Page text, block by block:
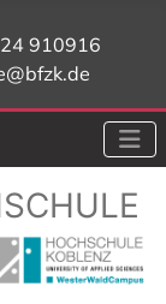
910916